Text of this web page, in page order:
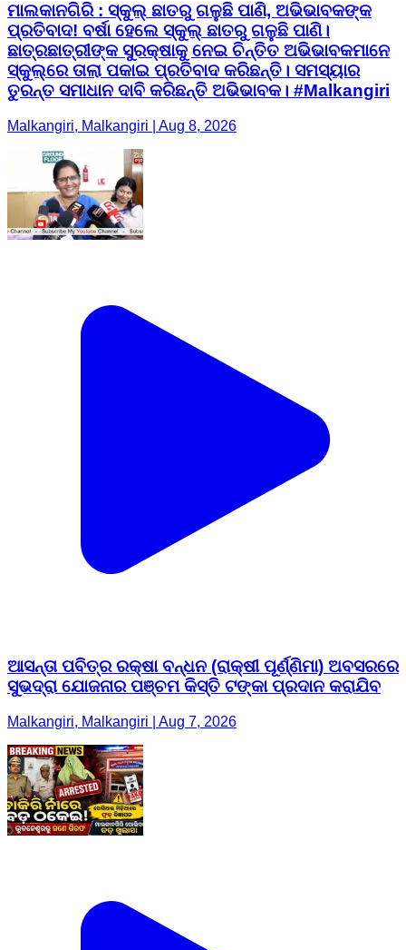
ମାଲକାନଗିରି : ସ୍କୁଲ୍ ଛାତରୁ ଗଳୁଛି ପାଣି, ଅଭିଭାବକଙ୍କ
ପ୍ରତିବାଦ! ବର୍ଷା ହେଲେ ସ୍କୁଲ୍ ଛାତରୁ ଗଳୁଛି ପାଣି।
ଛାତ୍ରଛାତ୍ରୀଙ୍କ ସୁରକ୍ଷାକୁ ନେଇ ଚିନ୍ତିତ ଅଭିଭାବକମାନେ
ସ୍କୁଲ୍‌ରେ ତାଲା ପକାଇ ପ୍ରତିବାଦ କରିଛନ୍ତି। ସମସ୍ୟାର
ତୁରନ୍ତ ସମାଧାନ ଦାବି କରିଛନ୍ତି ଅଭିଭାବକ। #Malkangiri
Malkangiri, Malkangiri | Aug 8, 2026
ଆସନ୍ତା ପବିତ୍ର ରକ୍ଷା ବନ୍ଧନ (ରାକ୍ଷୀ ପୂର୍ଣ୍ଣିମା) ଅବସରରେ
ସୁଭଦ୍ରା ଯୋଜନାର ପଞ୍ଚମ କିସ୍ତି ଟଙ୍କା ପ୍ରଦାନ କରାଯିବ
Malkangiri, Malkangiri | Aug 7, 2026